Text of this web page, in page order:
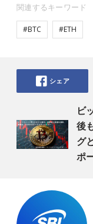
関連するキーワード
#BTC #ETH
ビ
後
グ
ポ
シェア